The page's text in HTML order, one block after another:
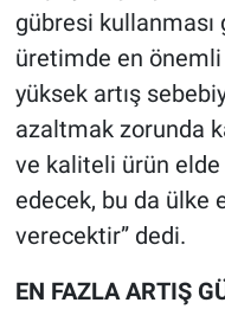
gübresi kullanması
üretimde en
yüksek artış
azaltmak zorunda
ve kaliteli ürün
edecek, bu da ülke
verecektir” dedi.
EN FAZLA ARTIŞ